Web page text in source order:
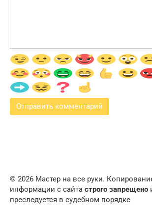
© 2026 Мастер на все руки.
информации с сайта строго запрещено
преследуется в судебном порядке